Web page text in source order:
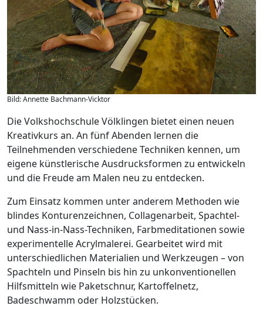
Bild: Annette Bachmann-Vicktor
Die Volkshochschule Völklingen bietet einen neuen
Kreativkurs an. An fünf Abenden lernen die
Teilnehmenden verschiedene Techniken kennen, um
eigene künstlerische Ausdrucksformen zu entwickeln
und die Freude am Malen neu zu entdecken.
Zum Einsatz kommen unter anderem Methoden wie
blindes Konturenzeichnen, Collagenarbeit, Spachtel-
und Nass-in-Nass-Techniken, Farbmeditationen sowie
experimentelle Acrylmalerei. Gearbeitet wird mit
unterschiedlichen Materialien und Werkzeugen – von
Spachteln und Pinseln bis hin zu unkonventionellen
Hilfsmitteln wie Paketschnur, Kartoffelnetz,
Badeschwamm oder Holzstücken.